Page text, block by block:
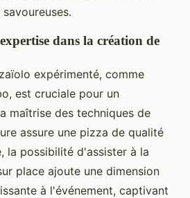
dans la création de
expérimenté, comme
est cruciale pour un
maîtrise des techniques de
assure une pizza de qualité
la possibilité d'assister à la
place ajoute une dimension
à l'événement, captivant